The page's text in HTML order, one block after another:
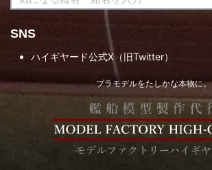
SNS
ハイギヤード公式X（旧Twitter）
プラモデルをたしかな本物に。